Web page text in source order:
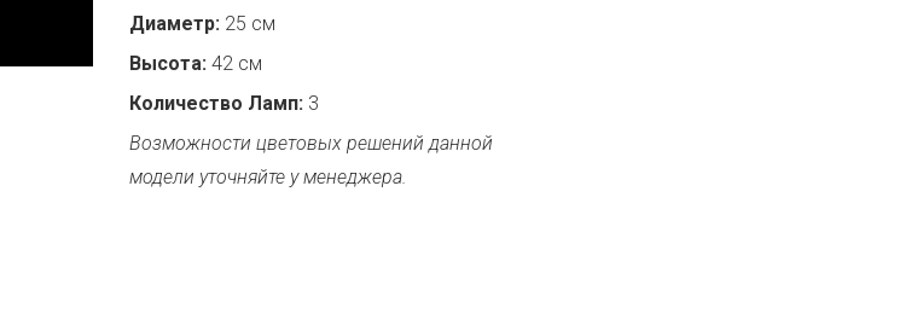
Диаметр: 25 см
Высота: 42 см
Количество Ламп: 3
Возможности цветовых решений данной
модели уточняйте у менеджера.